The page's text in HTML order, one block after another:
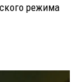
режима